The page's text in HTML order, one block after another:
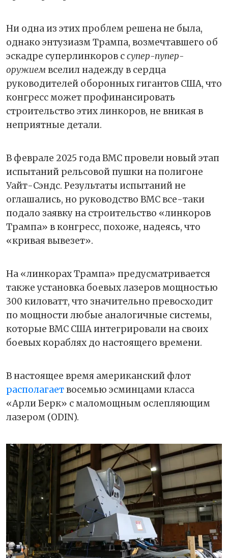
Ни одна из этих проблем решена не была,
однако энтузиазм Трампа, возмечтавшего об
эскадре суперлинкоров ссупер-пупер-
оружиемвселил надежду в сердца
руководителей оборонных гигантов США, что
конгресс может профинансировать
строительство этих линкоров, не вникая в
неприятные детали.
В феврале 2025 года ВМС провели новый этап
испытаний рельсовой пушки на полигоне
Уайт-Сэндс. Результаты испытаний не
оглашались, но руководство ВМС все-таки
подало заявку на строительство «линкоров
Трампа» в конгресс, похоже, надеясь, что
«кривая вывезет».
На «линкорах Трампа» предусматривается
также установка боевых лазеров мощностью
300 киловатт, что значительно превосходит
по мощности любые аналогичные системы,
которые ВМС США интегрировали на своих
боевых кораблях до настоящего времени.
В настоящее время американский флот
располагаетвосемью эсминцами класса
«Арли Берк» с маломощным ослепляющим
лазером (ODIN).